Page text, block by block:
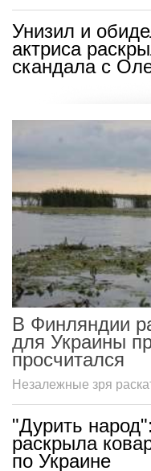
Унизил и
актриса
скандала с
В Финляндии
для Украины
просчитался
Незалежные зря
"Дурить
раскрыла
по Украине